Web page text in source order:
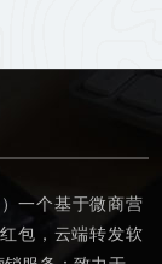
一个基于微商营
包，云端转发软